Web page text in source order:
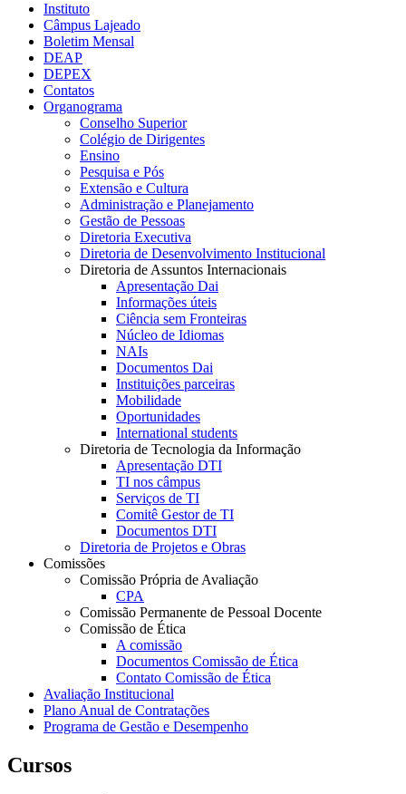
Instituto
Câmpus Lajeado
Boletim Mensal
DEAP
DEPEX
Contatos
Organograma
Conselho Superior
Colégio de Dirigentes
Ensino
Pesquisa e Pós
Extensão e Cultura
Administração e Planejamento
Gestão de Pessoas
Diretoria Executiva
Diretoria de Desenvolvimento Institucional
Diretoria de Assuntos Internacionais
Apresentação Dai
Informações úteis
Ciência sem Fronteiras
Núcleo de Idiomas
NAIs
Documentos Dai
Instituições parceiras
Mobilidade
Oportunidades
International students
Diretoria de Tecnologia da Informação
Apresentação DTI
TI nos câmpus
Serviços de TI
Comitê Gestor de TI
Documentos DTI
Diretoria de Projetos e Obras
Comissões
Comissão Própria de Avaliação
CPA
Comissão Permanente de Pessoal Docente
Comissão de Ética
A comissão
Documentos Comissão de Ética
Contato Comissão de Ética
Avaliação Institucional
Plano Anual de Contratações
Programa de Gestão e Desempenho
Cursos